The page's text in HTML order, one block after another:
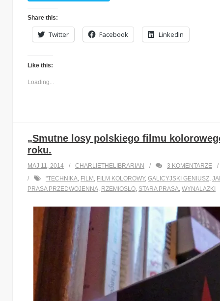
Share this:
Twitter Facebook LinkedIn
Like this:
Loading...
„Smutne losy polskiego filmu
roku.
MAJ 11, 2014 CHARLIETHELIBRARIAN 3 KOMENTARZE
"TECHNIKA, FILM , FILM KOLOROWY, GALICYJSKI GENIUSZ,
PRASA PRZEDWOJENNA, RZEMIOSŁO, STARA PRASA, WYNALAZKI